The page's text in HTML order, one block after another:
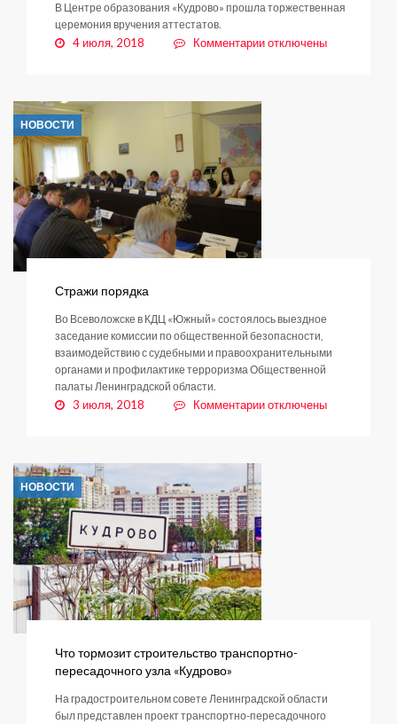
В Центре образования «Кудрово» прошла торжественная
церемония вручения аттестатов.
4 июля, 2018 Комментариикотключены
НОВОСТИ
Стражи порядка
Во Всеволожске в КДЦ «Южный» состоялось выездное
заседание комиссии по общественной безопасности,
взаимодействию с судебными и правоохранительными
органами и профилактике терроризма Общественной
палаты Ленинградской области.
3 июля, 2018 Комментариикотключены
НОВОСТИ
Что тормозит строительство транспортно-
пересадочного узла «Кудрово»
На градостроительном совете Ленинградской области
был представлен проект транспортно-пересадочного